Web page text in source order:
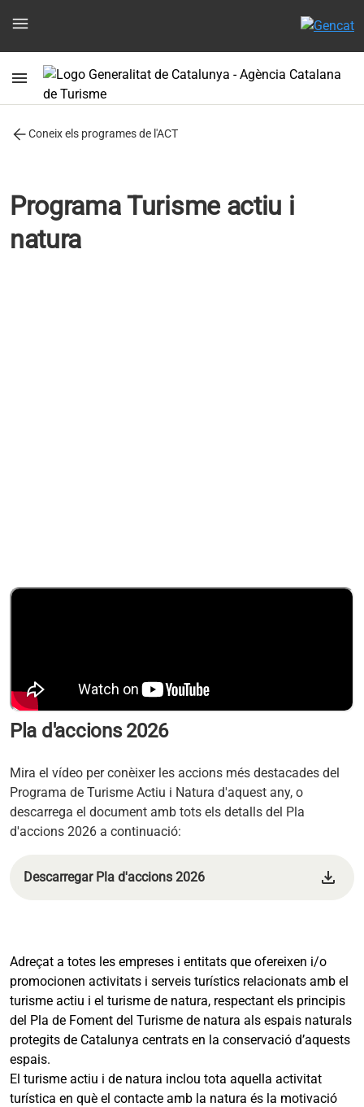
menu
menu
arrow_backConeix els programes de l'ACT
Programa Turisme actiu i
natura
Pla d'accions 2026
Mira el vídeo per conèixer les accions més destacades del
Programa de Turisme Actiu i Natura d'aquest any, o
descarrega el document amb tots els detalls del Pla
d'accions 2026 a continuació:
Descarregar Pla d'accions 2026 download
s'obre en una pestanya nova
Adreçat a totes les empreses i entitats que ofereixen i/o
promocionen activitats i serveis turístics relacionats amb el
turisme actiu i el turisme de natura, respectant els principis
del Pla de Foment del Turisme de natura als espais naturals
protegits de Catalunya centrats en la conservació d’aquests
espais.
El turisme actiu i de natura inclou tota aquella activitat
turística en què el contacte amb la natura és la motivació